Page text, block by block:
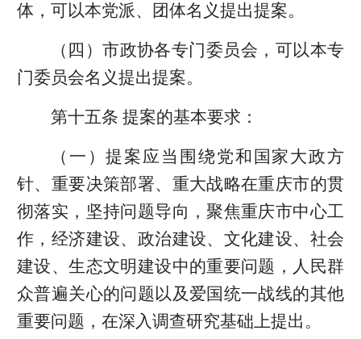
体，可以本党派、团体名义提出提案。
（四）市政协各专门委员会，可以本专
门委员会名义提出提案。
第十五条 提案的基本要求：
（一）提案应当围绕党和国家大政方
针、重要决策部署、重大战略在重庆市的贯
彻落实，坚持问题导向，聚焦重庆市中心工
作，经济建设、政治建设、文化建设、社会
建设、生态文明建设中的重要问题，人民群
众普遍关心的问题以及爱国统一战线的其他
重要问题，在深入调查研究基础上提出。